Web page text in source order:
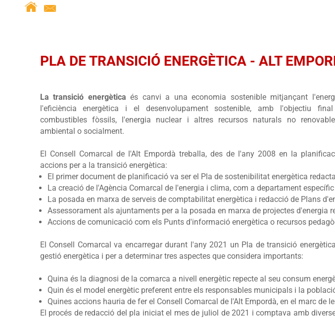
PLA DE TRANSICIÓ ENERGÈTICA - ALT
La transició energètica és canvi a una economia sostenible mitjançant
l'eficiència energètica i el desenvolupament sostenible, amb l'objectiu
combustibles fòssils, l'energia nuclear i altres recursos naturals no
ambiental o socialment.
El Consell Comarcal de l'Alt Empordà treballa, des de l'any 2008 en la
accions per a la transició energètica:
El primer document de planificació va ser el Pla de sostenibilitat energètica
La creació de l'Agència Comarcal de l'energia i clima, com a departament
La posada en marxa de serveis de comptabilitat energètica i redacció de Plans
Assessorament als ajuntaments per a la posada en marxa de projectes d'energia
Accions de comunicació com els Punts d'informació energètica o recursos
El Consell Comarcal va encarregar durant l'any 2021 un Pla de transició
gestió energètica i per a determinar tres aspectes que considera importants:
Quina és la diagnosi de la comarca a nivell energètic repecte al seu consum
Quin és el model energètic preferent entre els responsables municipals i la
Quines accions hauria de fer el Consell Comarcal de l'Alt Empordà, en el marc de
El procés de redacció del pla iniciat el mes de juliol de 2021 i comptava amb